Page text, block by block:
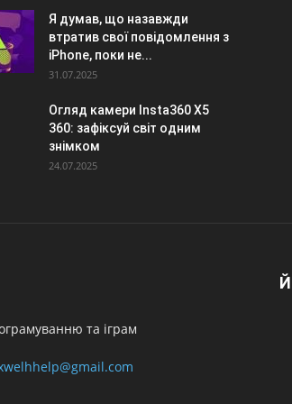
Я думав, що назавжди
втратив свої повідомлення з
iPhone, поки не...
31.07.2025
Огляд камери Insta360 X5
360: зафіксуй світ одним
знімком
24.07.2025
та іграм